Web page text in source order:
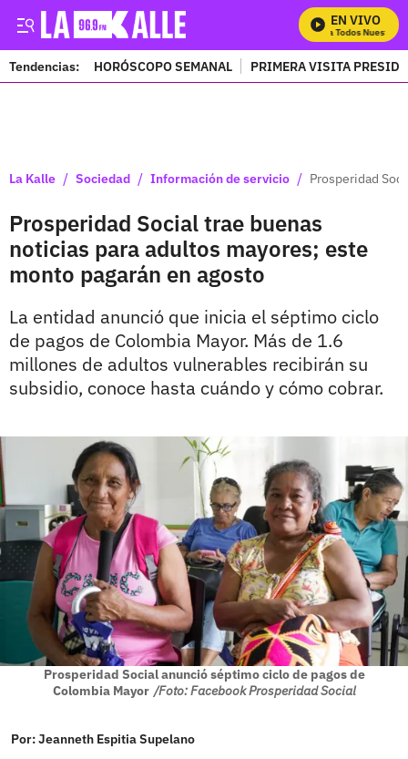
EN VIVO
Mira Todos Nuestros
Tendencias: HORÓSCOPO SEMANAL PRIMERA VISITA
La Kalle / Sociedad / Información de servicio / Prosperidad
Prosperidad Social trae buenas
noticias para adultos mayores; este
monto pagarán en agosto
La entidad anunció que inicia el séptimo ciclo
de pagos de Colombia Mayor. Más de 1.6
millones de adultos vulnerables recibirán su
subsidio, conoce hasta cuándo y cómo cobrar.
Prosperidad Social anunció séptimo ciclo de pagos de
Colombia Mayor /Foto: Facebook Prosperidad Social
Por:Jeanneth Espitia Supelano